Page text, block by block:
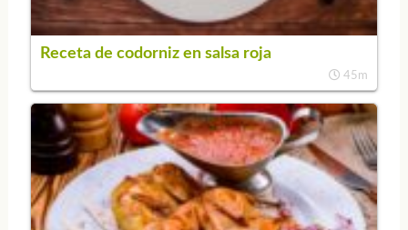
Receta de codorniz en salsa roja
45m